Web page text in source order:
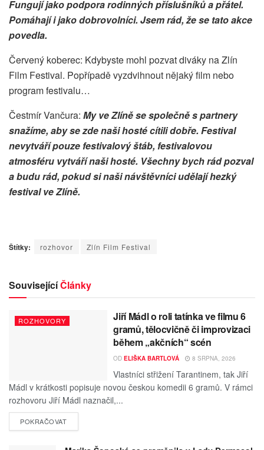
Fungují jako podpora rodinných příslušníků a přátel.
Pomáhají i jako dobrovolníci. Jsem rád, že se tato akce
povedla.
Červený koberec: Kdybyste mohl pozvat diváky na Zlín
Film Festival. Popřípadě vyzdvihnout nějaký film nebo
program festivalu…
Čestmír Vančura: My ve Zlíně se společně s partnery
snažíme, aby se zde naši hosté cítili dobře. Festival
nevytváří pouze festivalový štáb, festivalovou
atmosféru vytváří naši hosté. Všechny bych rád pozval
a budu rád, pokud si naši návštěvníci udělají hezký
festival ve Zlíně.
Štítky: rozhovor Zlín Film Festival
SouvisejícíČlánky
ROZHOVORY
Jiří Mádl o roli tatínka ve filmu 6
gramů, tělocvičně či improvizaci
během „akčních“ scén
OD ELIŠKA BARTLOVÁ 8 SRPNA, 2026
Vlastníci střižení Tarantinem, tak Jiří
Mádl v krátkosti popisuje novou českou komedii 6 gramů. V rámci
rozhovoru Jiří Mádl naznačil,...
POKRAČOVAT